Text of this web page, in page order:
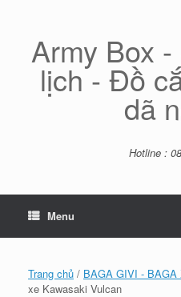
Army Box
lịch - Đồ
dã
Hotline :
Menu
Trang chủ / BAGA GIVI - BAGA
xe Kawasaki Vulcan